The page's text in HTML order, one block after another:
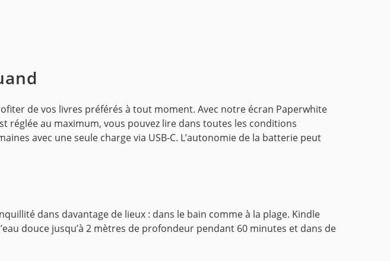
de vos livres préférés à tout moment. Avec notre écran Paperwhite
réglée au maximum, vous pouvez lire dans toutes les conditions
avec une seule charge via USB-C. L’autonomie de la batterie peut
dans davantage de lieux : dans le bain comme à la plage. Kindle
douce jusqu’à 2 mètres de profondeur pendant 60 minutes et dans de